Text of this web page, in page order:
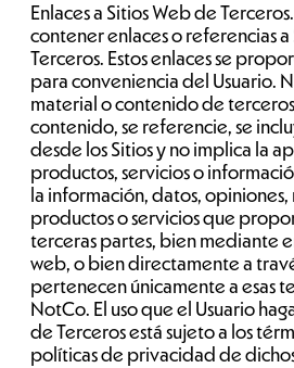
Enlaces a Sitios Web de
contener enlaces o referencias
Terceros. Estos enlaces se
para conveniencia del Usuario.
material o contenido de
contenido, se referencie, se
desde los Sitios y no implica la
productos, servicios o
la información, datos,
productos o servicios que
terceras partes, bien mediante
web, o bien directamente a
pertenecen únicamente a esas
NotCo. El uso que el Usuario
de Terceros está sujeto a los
políticas de privacidad de